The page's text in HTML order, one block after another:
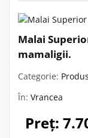
Malai
mamaligii.
Categorie:
În: Vrancea
Preț: